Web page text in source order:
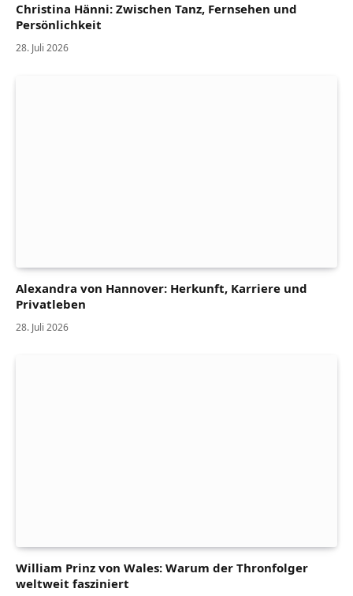
Christina Hänni: Zwischen Tanz, Fernsehen und
Persönlichkeit
28. Juli 2026
Alexandra von Hannover: Herkunft, Karriere und
Privatleben
28. Juli 2026
William Prinz von Wales: Warum der Thronfolger
weltweit fasziniert